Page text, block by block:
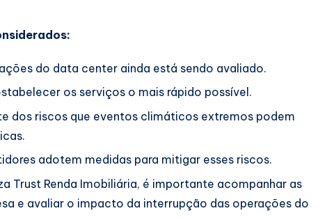
do data center ainda está sendo avaliado.
os serviços o mais rápido possível.
dos riscos que eventos climáticos extremos podem
adotem medidas para mitigar esses riscos.
Trust Renda Imobiliária, é importante acompanhar as
e avaliar o impacto da interrupção das operações do